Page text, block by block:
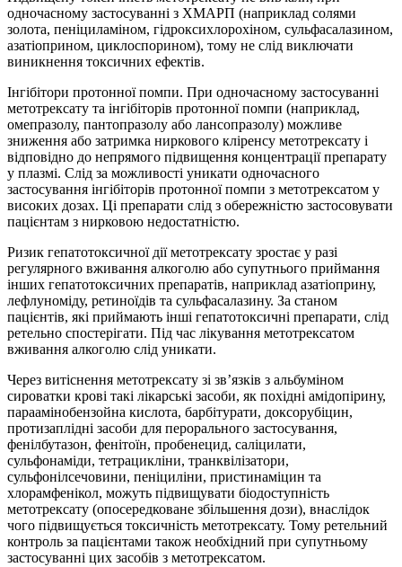
одночасному застосуванні з ХМАРП (наприклад солями
золота, пеніциламіном, гідроксихлорохіном, сульфасалазином,
азатіоприном, циклоспорином), тому не слід виключати
виникнення токсичних ефектів.
Інгібітори протонної помпи. При одночасному застосуванні
метотрексату та інгібіторів протонної помпи (наприклад,
омепразолу, пантопразолу або лансопразолу) можливе
зниження або затримка ниркового кліренсу метотрексату і
відповідно до непрямого підвищення концентрації препарату
у плазмі. Слід за можливості уникати одночасного
застосування інгібіторів протонної помпи з метотрексатом у
високих дозах. Ці препарати слід з обережністю застосовувати
пацієнтам з нирковою недостатністю.
Ризик гепатотоксичної дії метотрексату зростає у разі
регулярного вживання алкоголю або супутнього приймання
інших гепатотоксичних препаратів, наприклад азатіоприну,
лефлуноміду, ретиноїдів та сульфасалазину. За станом
пацієнтів, які приймають інші гепатотоксичні препарати, слід
ретельно спостерігати. Під час лікування метотрексатом
вживання алкоголю слід уникати.
Через витіснення метотрексату зі зв’язків з альбуміном
сироватки крові такі лікарські засоби, як похідні амідопірину,
параамінобензойна кислота, барбітурати, доксорубіцин,
протизаплідні засоби для перорального застосування,
фенілбутазон, фенітоїн, пробенецид, саліцилати,
сульфонаміди, тетрацикліни, транквілізатори,
сульфонілсечовини, пеніциліни, пристинаміцин та
хлорамфенікол, можуть підвищувати біодоступність
метотрексату (опосередковане збільшення дози), внаслідок
чого підвищується токсичність метотрексату. Тому ретельний
контроль за пацієнтами також необхідний при супутньому
застосуванні цих засобів з метотрексатом.